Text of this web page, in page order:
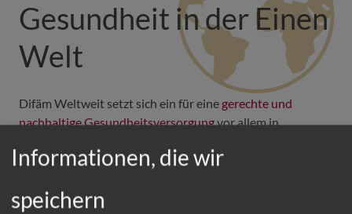
Gesundheit in der Einen
Welt
Difäm Weltweit setzt sich ein für eine gerechte und
nachhaltige Gesundheitsversorgungvor allem in
gemeinsam mit lokalen Partnerorganisationen die
Informationen, die wir
speichern